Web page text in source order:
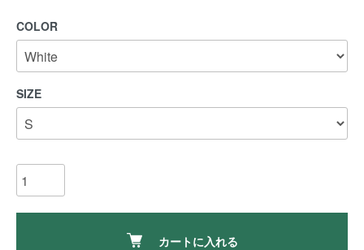
COLOR
SIZE
カートに入れる